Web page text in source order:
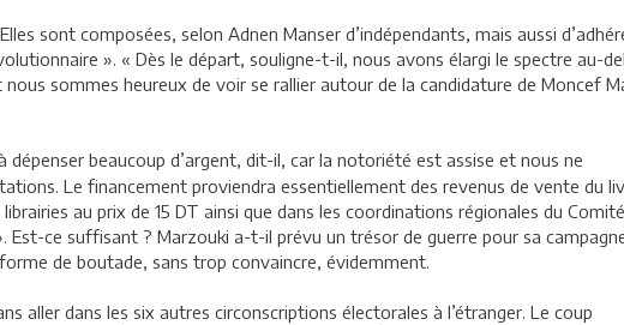
sont composées, selon Adnen Manser d’indépendants, mais aussi
». « Dès le départ, souligne-t-il, nous avons élargi le spectre au-
sommes heureux de voir se rallier autour de la candidature de Moncef
dépenser beaucoup d’argent, dit-il, car la notoriété est assise et nous ne
Le financement proviendra essentiellement des revenus de vente du
au prix de 15 DT ainsi que dans les coordinations régionales du Comité
Est-ce suffisant ? Marzouki a-t-il prévu un trésor de guerre pour sa
de boutade, sans trop convaincre, évidemment.
aller dans les six autres circonscriptions électorales à l’étranger. Le coup